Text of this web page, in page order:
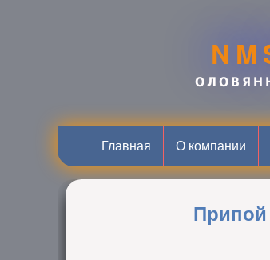
Главная О компании